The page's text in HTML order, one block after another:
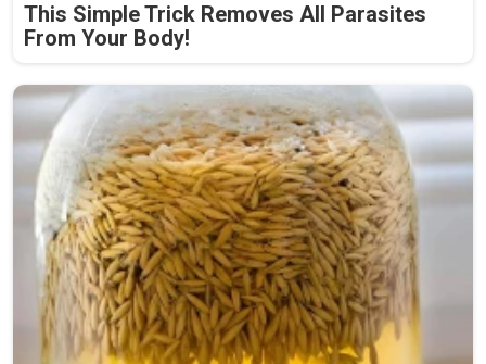
This Simple Trick Removes All Parasites
From Your Body!